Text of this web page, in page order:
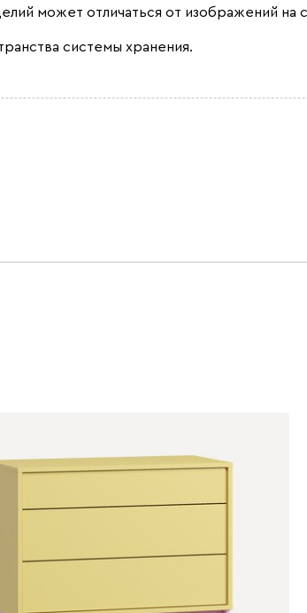
может отличаться от изображений на
системы хранения.